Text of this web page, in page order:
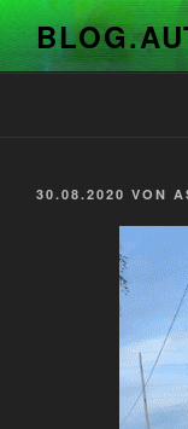
Zum
Inhalt
springen
VERÖFFENTLICHT
30.08.2020 VON